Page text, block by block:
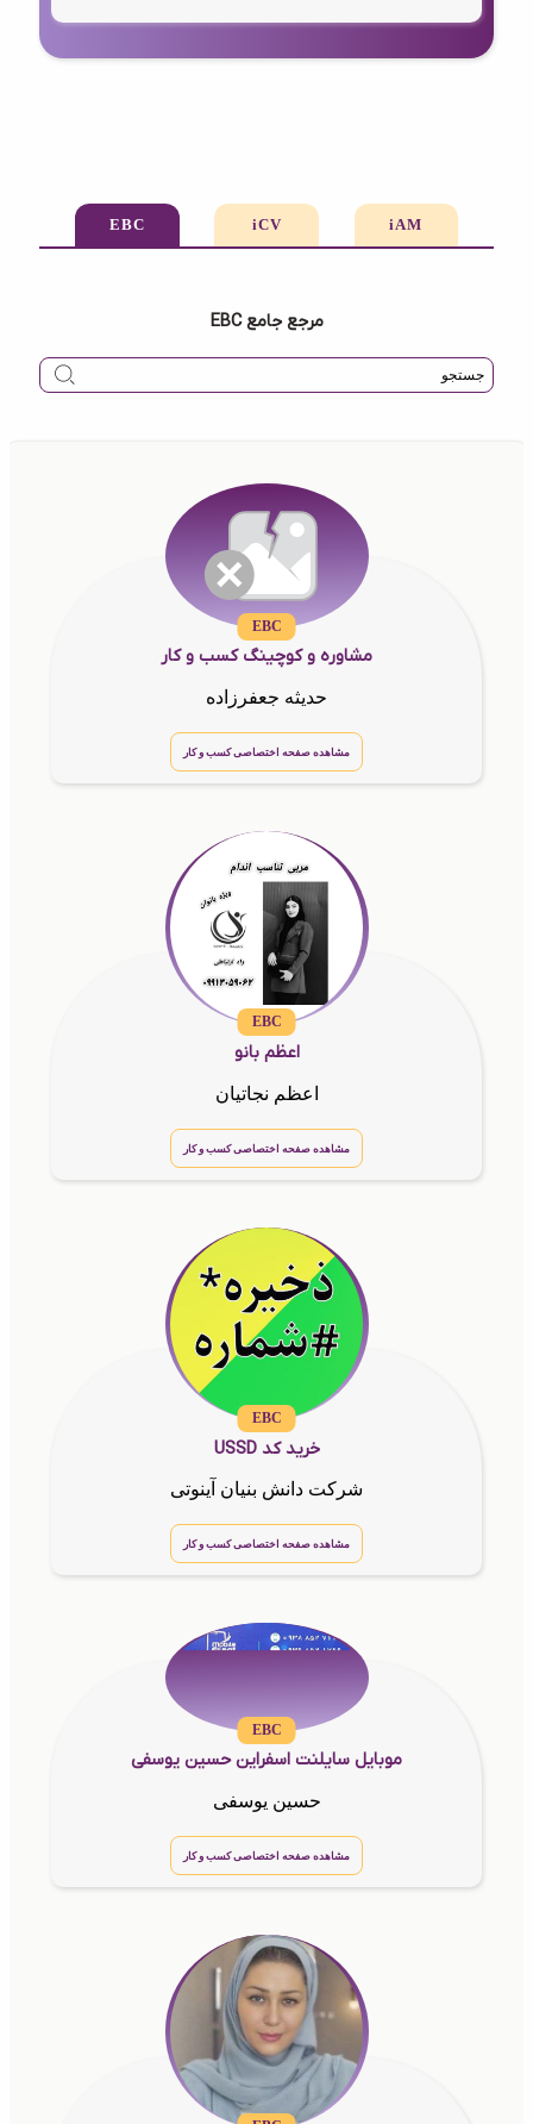
iAM
iCV
EBC
مرجع جامع EBC
EBC
مشاوره و کوچینگ کسب و کار
حدیثه جعفرزاده
مشاهده صفحه اختصاصی کسب و کار
EBC
اعظم بانو
اعظم نجاتیان
مشاهده صفحه اختصاصی کسب و کار
EBC
خرید کد USSD
شرکت دانش بنیان آینوتی
مشاهده صفحه اختصاصی کسب و کار
EBC
موبایل سایلنت اسفراین حسین یوسفی
حسین یوسفی
مشاهده صفحه اختصاصی کسب و کار